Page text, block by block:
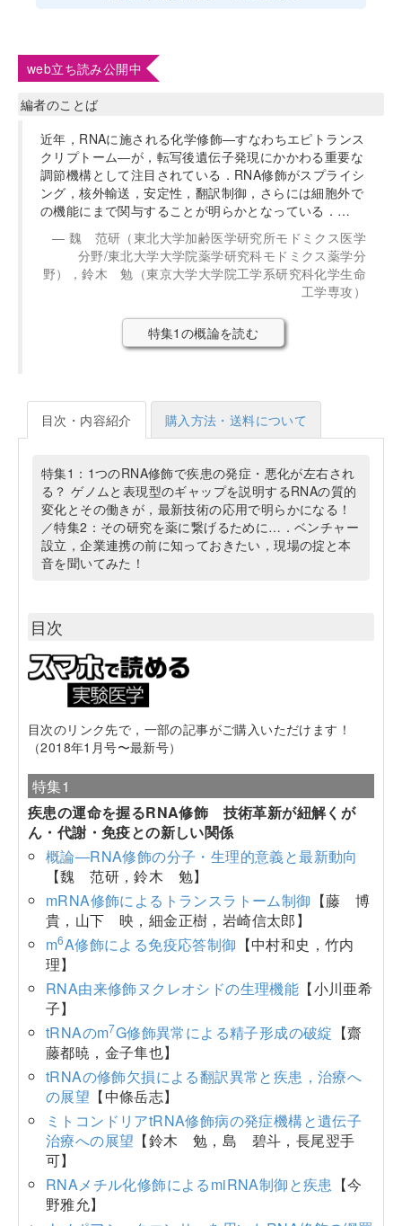
web立ち読み公開中
編者のことば
近年，RNAに施される化学修飾―すなわちエピトランス
クリプトーム―が，転写後遺伝子発現にかかわる重要な
調節機構として注目されている．RNA修飾がスプライシ
ング，核外輸送，安定性，翻訳制御，さらには細胞外で
の機能にまで関与することが明らかとなっている．…
魏 范研（東北大学加齢医学研究所モドミクス医学
分野/東北大学大学院薬学研究科モドミクス薬学分
野），鈴木 勉（東京大学大学院工学系研究科化学生命
工学専攻）
特集1の概論を読む
目次・内容紹介 購入方法・送料について
特集1：1つのRNA修飾で疾患の発症・悪化が左右され
る？ ゲノムと表現型のギャップを説明するRNAの質的
変化とその働きが，最新技術の応用で明らかになる！
／特集2：その研究を薬に繋げるために…．ベンチャー
設立，企業連携の前に知っておきたい，現場の掟と本
音を聞いてみた！
目次
目次のリンク先で，一部の記事がご購入いただけます！
（2018年1月号〜最新号）
特集1
疾患の運命を握るRNA修飾 技術革新が紐解くが
ん・代謝・免疫との新しい関係
概論―RNA修飾の分子・生理的意義と最新動向
【魏 范研，鈴木 勉】
mRNA修飾によるトランスラトーム制御 【藤 博
貴，山下 映，細金正樹，岩崎信太郎】
m6A修飾による免疫応答制御 【中村和史，竹内
理】
RNA由来修飾ヌクレオシドの生理機能 【小川亜希
子】
tRNAのm7G修飾異常による精子形成の破綻 【齋
藤都暁，金子隼也】
tRNAの修飾欠損による翻訳異常と疾患，治療へ
の展望 【中條岳志】
ミトコンドリアtRNA修飾病の発症機構と遺伝子
治療への展望 【鈴木 勉，島 碧斗，長尾翌手
可】
RNAメチル化修飾によるmiRNA制御と疾患 【今
野雅允】